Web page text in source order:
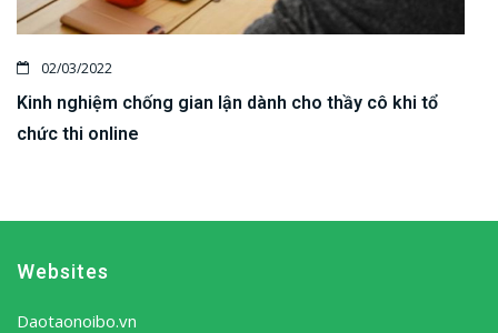
02/03/2022
Kinh nghiệm chống gian lận dành cho thầy cô khi tổ
chức thi online
Websites
Daotaonoibo.vn